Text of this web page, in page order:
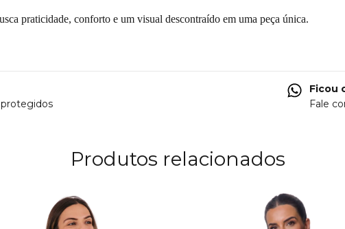
praticidade, conforto e um visual descontraído em uma peça única.
Ficou
Fale
Produtos relacionados